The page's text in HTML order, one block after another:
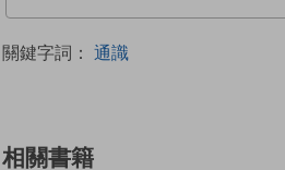
關鍵字詞： 通識
相關書籍